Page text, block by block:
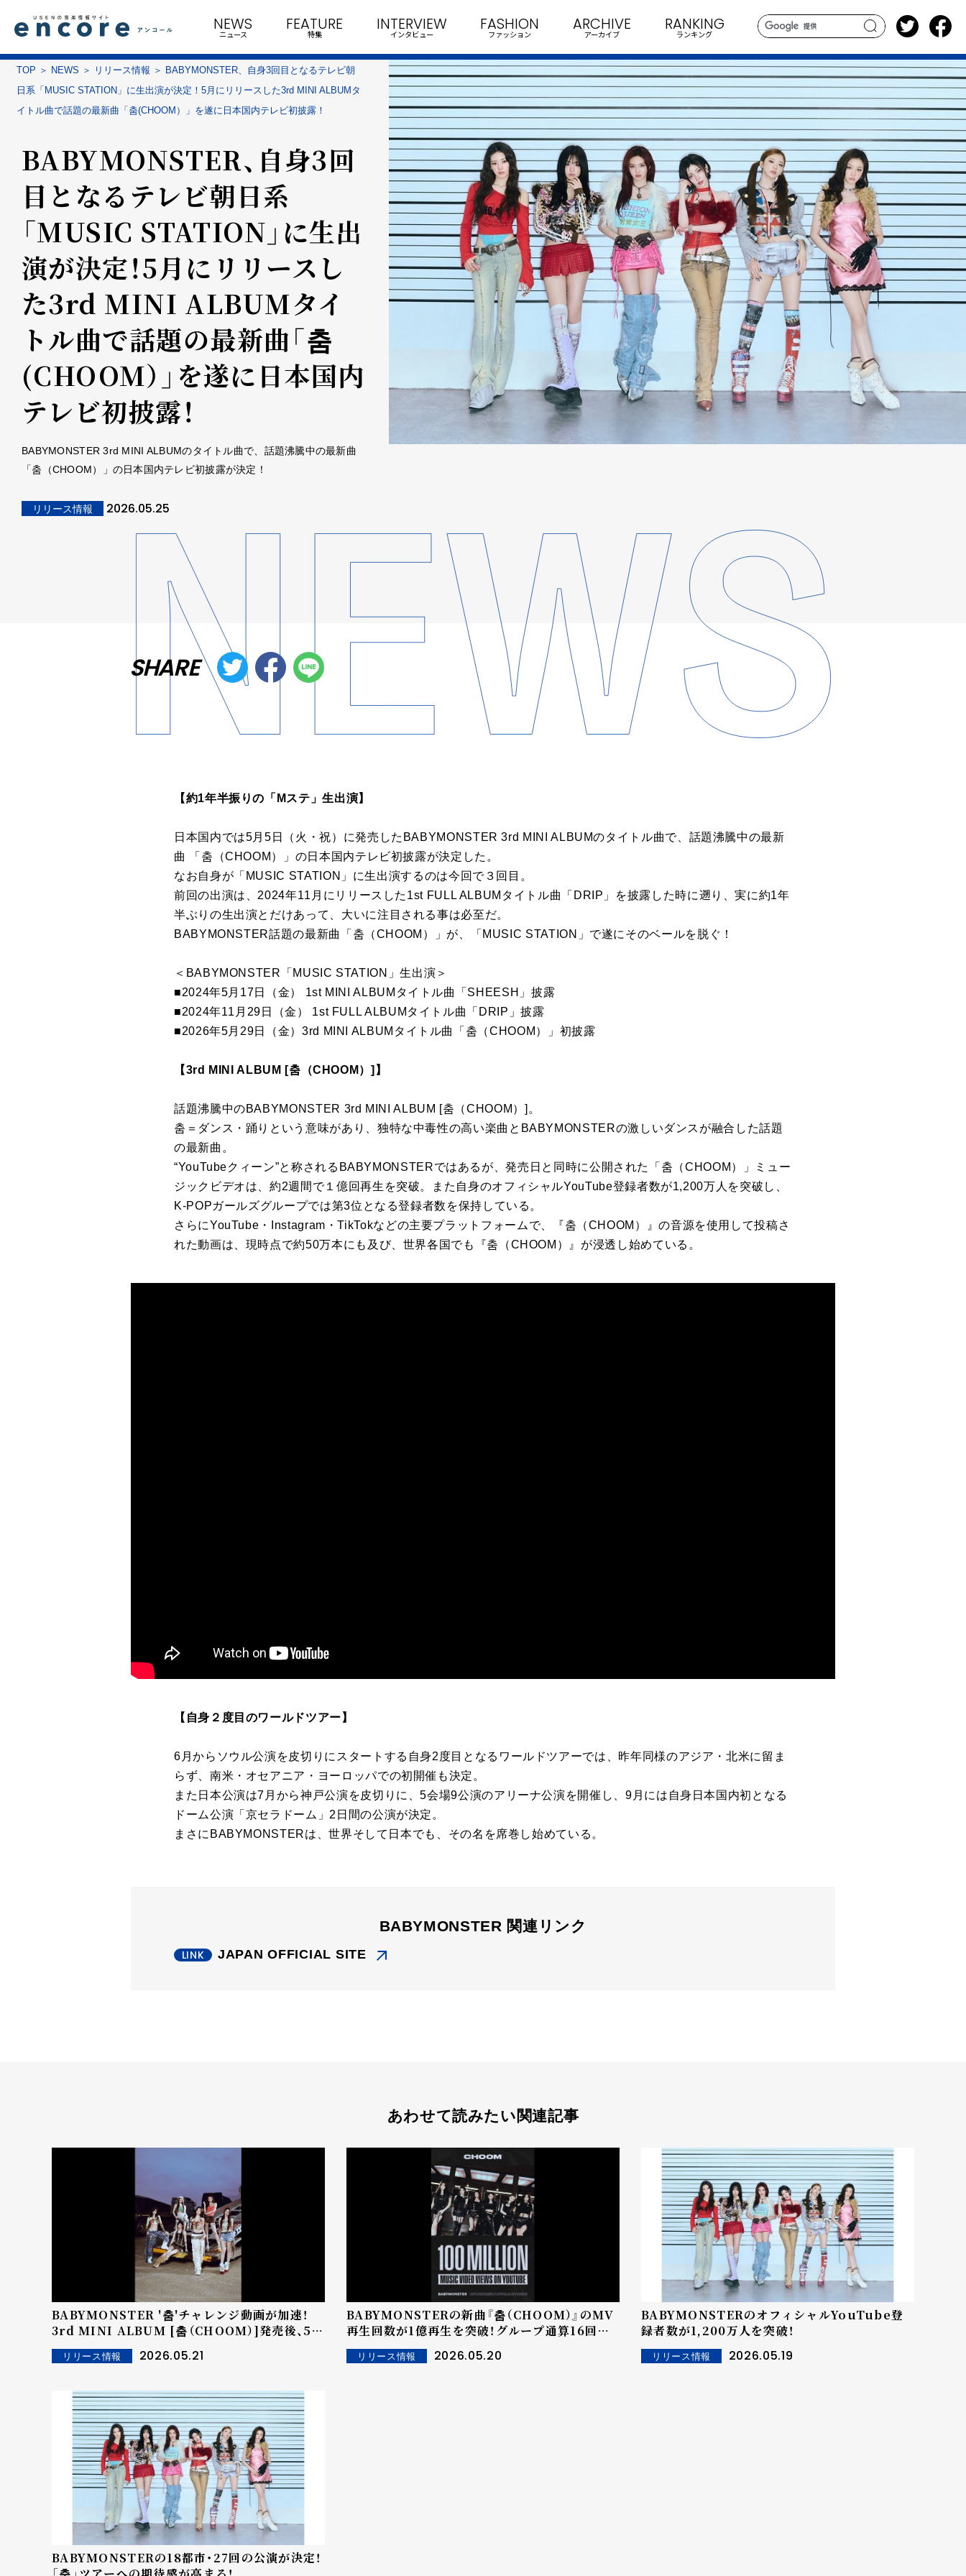
search
NEWS
ニュース
FEATURE
特集
INTERVIEW
インタビュー
FASHION
ファッション
ARCHIVE
アーカイブ
RANKING
ランキング
TOP NEWS リリース情報
BABYMONSTER、自身3回目となるテレビ朝
日系「MUSIC STATION」に生出演が決定！5月にリリースした3rd MINI ALBUMタ
イトル曲で話題の最新曲「춤(CHOOM）」を遂に日本国内テレビ初披露！
BABYMONSTER、自身3回
目となるテレビ朝日系
「MUSIC STATION」に生出
演が決定！5月にリリースし
た3rd MINI ALBUMタイ
トル曲で話題の最新曲「춤
(CHOOM）」を遂に日本国内
テレビ初披露！
BABYMONSTER 3rd MINI ALBUMのタイトル曲で、話題沸騰中の最新曲
「춤（CHOOM）」の日本国内テレビ初披露が決定！
リリース情報 2026.05.25
SHARE
【約1年半振りの「Mステ」生出演】
日本国内では5月5日（火・祝）に発売したBABYMONSTER 3rd MINI ALBUMのタイトル曲で、話題沸騰中の最新
曲 「춤（CHOOM）」の日本国内テレビ初披露が決定した。
なお自身が「MUSIC STATION」に生出演するのは今回で３回目。
前回の出演は、2024年11月にリリースした1st FULL ALBUMタイトル曲「DRIP」を披露した時に遡り、実に約1年
半ぶりの生出演とだけあって、大いに注目される事は必至だ。
BABYMONSTER話題の最新曲「춤（CHOOM）」が、「MUSIC STATION」で遂にそのベールを脱ぐ！
＜BABYMONSTER「MUSIC STATION」生出演＞
■2024年5月17日（金） 1st MINI ALBUMタイトル曲「SHEESH」披露
■2024年11月29日（金） 1st FULL ALBUMタイトル曲「DRIP」披露
■2026年5月29日（金）3rd MINI ALBUMタイトル曲「춤（CHOOM）」初披露
【3rd MINI ALBUM [춤（CHOOM）]】
話題沸騰中のBABYMONSTER 3rd MINI ALBUM [춤（CHOOM）]。
춤＝ダンス・踊りという意味があり、独特な中毒性の高い楽曲とBABYMONSTERの激しいダンスが融合した話題
の最新曲。
“YouTubeクィーン”と称されるBABYMONSTERではあるが、発売日と同時に公開された「춤（CHOOM）」ミュー
ジックビデオは、約2週間で１億回再生を突破。また自身のオフィシャルYouTube登録者数が1,200万人を突破し、
K-POPガールズグループでは第3位となる登録者数を保持している。
さらにYouTube・Instagram・TikTokなどの主要プラットフォームで、『춤（CHOOM）』の音源を使用して投稿さ
れた動画は、現時点で約50万本にも及び、世界各国でも『춤（CHOOM）』が浸透し始めている。
【自身２度目のワールドツアー】
6月からソウル公演を皮切りにスタートする自身2度目となるワールドツアーでは、昨年同様のアジア・北米に留ま
らず、南米・オセアニア・ヨーロッパでの初開催も決定。
また日本公演は7月から神戸公演を皮切りに、5会場9公演のアリーナ公演を開催し、9月には自身日本国内初となる
ドーム公演「京セラドーム」2日間の公演が決定。
まさにBABYMONSTERは、世界そして日本でも、その名を席巻し始めている。
BABYMONSTER 関連リンク
JAPAN OFFICIAL SITE
あわせて読みたい関連記事
BABYMONSTER '춤'チャレンジ動画が加速！
3rd MINI ALBUM [춤（CHOOM）]発売後、50
万本のチャレンジ動画が投稿！ 「愛情たっぷりの
チャレンジ参加に感謝！」ワールドツアーで必ず
リリース情報 2026.05.21
BABYMONSTERの新曲『춤（CHOOM）』のMV
再生回数が1億再生を突破！グループ通算16回目
の億台ビュー！累積再生回数84億回！3rd MINI
ALBUM [춤（CHOOM）]発売後、6月にソウルで
リリース情報 2026.05.20
BABYMONSTERのオフィシャルYouTube登
録者数が1,200万人を突破！
リリース情報 2026.05.19
BABYMONSTERの18都市・27回の公演が決定！